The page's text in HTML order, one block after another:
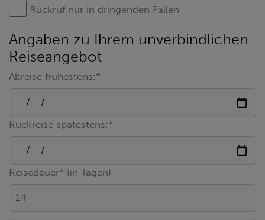
Rückruf nur in dringenden Fällen
Angaben zu Ihrem unverbindlichen
Reiseangebot
Abreise frühestens:*
Rückreise spätestens:*
Reisedauer* (in Tagen)